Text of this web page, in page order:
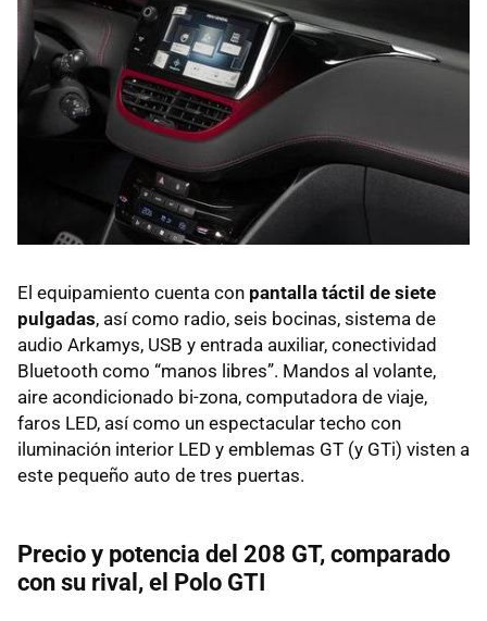
El equipamiento cuenta con pantalla táctil de siete
pulgadas, así como radio, seis bocinas, sistema de
audio Arkamys, USB y entrada auxiliar, conectividad
Bluetooth como “manos libres”. Mandos al volante,
aire acondicionado bi-zona, computadora de viaje,
faros LED, así como un espectacular techo con
iluminación interior LED y emblemas GT (y GTi) visten a
este pequeño auto de tres puertas.
Precio y potencia del 208 GT, comparado
con su rival, el Polo GTI